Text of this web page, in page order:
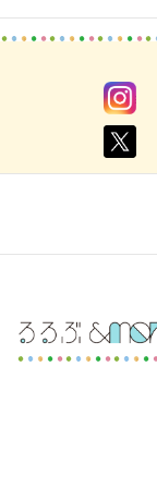
instagram
twitter